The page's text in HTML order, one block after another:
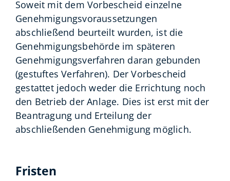
Soweit mit dem Vorbescheid einzelne
Genehmigungsvoraussetzungen
abschließend beurteilt wurden, ist die
Genehmigungsbehörde im späteren
Genehmigungsverfahren daran gebunden
(gestuftes Verfahren). Der Vorbescheid
gestattet jedoch weder die Errichtung noch
den Betrieb der Anlage. Dies ist erst mit der
Beantragung und Erteilung der
abschließenden Genehmigung möglich.
Fristen